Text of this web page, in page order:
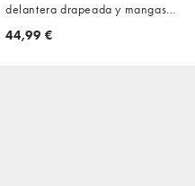
delantera drapeada y mangas
exageradas estilo capa de ASOS
44,99 €